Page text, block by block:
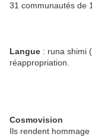
31 communautés de
Langue : runa shimi
réappropriation.
Cosmovision
Ils rendent